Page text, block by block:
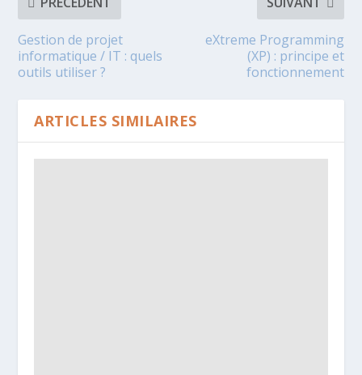
Gestion de projet
informatique / IT : quels
outils utiliser ?
eXtreme Programming
(XP) : principe et
fonctionnement
ARTICLES SIMILAIRES